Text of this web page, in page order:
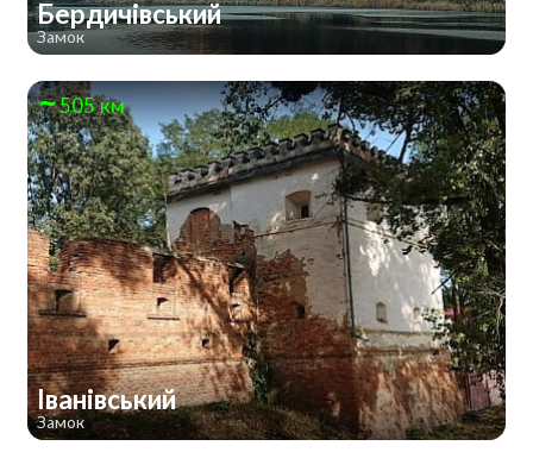
Бердичівський
Замок
505 км
Іванівський
Замок